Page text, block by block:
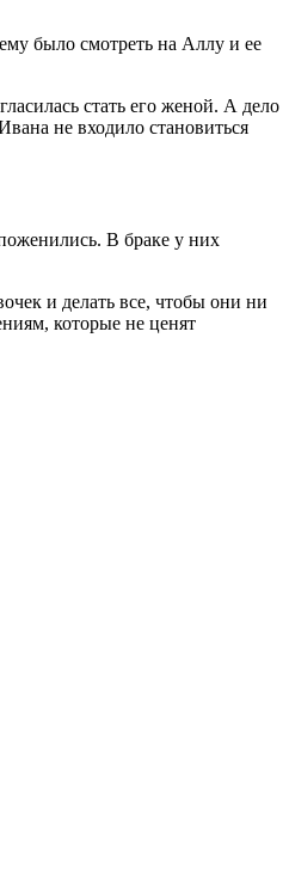
было смотреть на Аллу и ее
стать его женой. А дело
не входило становиться
В браке у них
и делать все, чтобы они ни
которые не ценят